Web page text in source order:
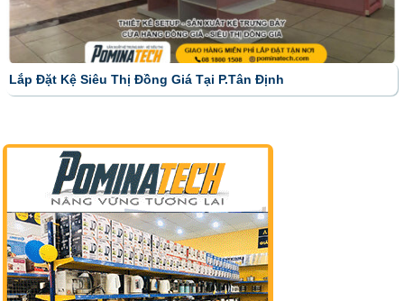
Lắp Đặt Kệ Siêu Thị Đồng Giá Tại P.Tân Định